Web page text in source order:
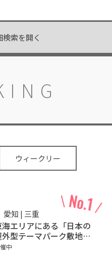
索を開く
ウィークリー
愛知 | 三重
海エリアにある「日本の
外型テーマパーク敷地面
ンキング」入りしてい
中